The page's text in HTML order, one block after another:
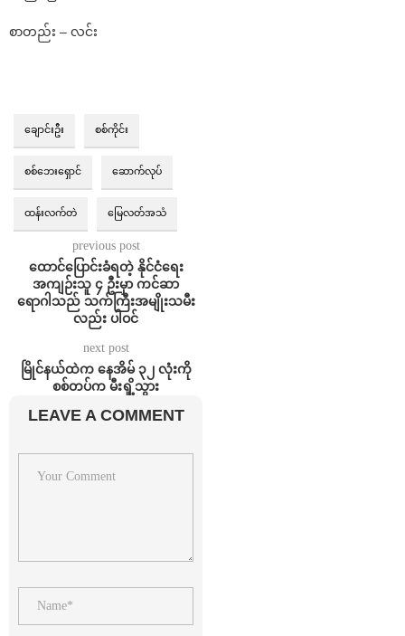
စာတည်း – လင်း
ချောင်းဦး စစ်ကိုင်း
စစ်ဘေးရှောင် ဆောက်လုပ်
ထန်းလက်တဲ မြေလတ်အသံ
previous post
ထောင်ပြောင်းခံရတဲ့ နိုင်ငံရေး
အကျဉ်းသူ ၄ ဦးမှာ ကင်ဆာ
ရောဂါသည် သက်ကြီးအမျိုးသမီး
လည်း ပါဝင်
next post
မြိုင်နယ်ထဲက နေအိမ် ၃၂ လုံးကို
စစ်တပ်က မီးရှို့သွား
LEAVE A COMMENT